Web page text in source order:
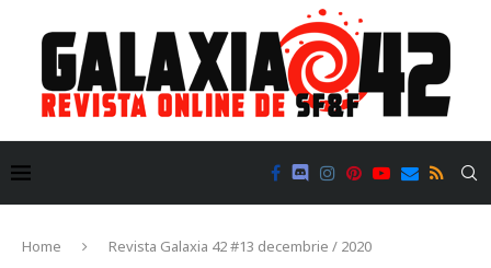
Home Revista Galaxia 42 #13 decembrie / 2020